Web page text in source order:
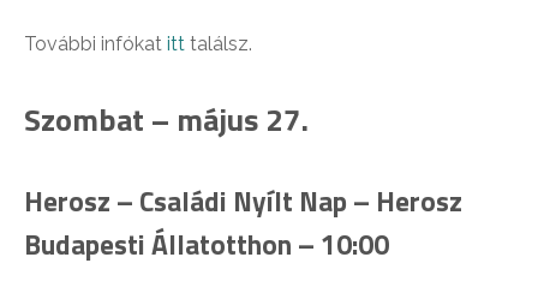
További infókat itt találsz.
Szombat – május 27.
Herosz – Családi Nyílt Nap – Herosz
Budapesti Állatotthon – 10:00